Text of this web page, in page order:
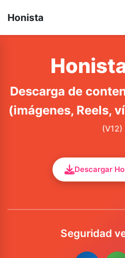
Honista
Descarga de
(imágenes, Reels,
(V12)
Descargar
Seguridad